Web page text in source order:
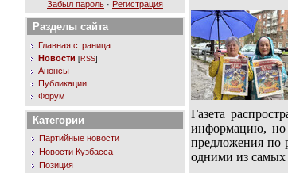
Забыл пароль · Регистрация
Разделы сайта
Главная страница
Новости [RSS]
Анонсы
Публикации
Форум
Категории
Партийные новости
Новости Кузбасса
Позиция
Газета
информацию, но
предложения по
одними из самых